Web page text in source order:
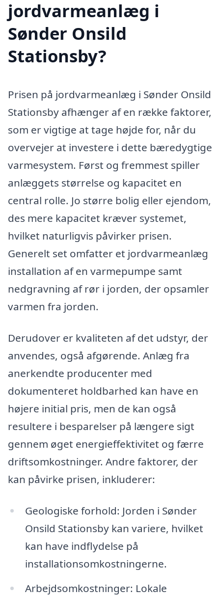
jordvarmeanlæg i
Sønder Onsild
Stationsby?
Prisen på jordvarmeanlæg i Sønder Onsild
Stationsby afhænger af en række faktorer,
som er vigtige at tage højde for, når du
overvejer at investere i dette bæredygtige
varmesystem. Først og fremmest spiller
anlæggets størrelse og kapacitet en
central rolle. Jo større bolig eller ejendom,
des mere kapacitet kræver systemet,
hvilket naturligvis påvirker prisen.
Generelt set omfatter et jordvarmeanlæg
installation af en varmepumpe samt
nedgravning af rør i jorden, der opsamler
varmen fra jorden.
Derudover er kvaliteten af det udstyr, der
anvendes, også afgørende. Anlæg fra
anerkendte producenter med
dokumenteret holdbarhed kan have en
højere initial pris, men de kan også
resultere i besparelser på længere sigt
gennem øget energieffektivitet og færre
driftsomkostninger. Andre faktorer, der
kan påvirke prisen, inkluderer:
Geologiske forhold: Jorden i Sønder
Onsild Stationsby kan variere, hvilket
kan have indflydelse på
installationsomkostningerne.
Arbejdsomkostninger: Lokale